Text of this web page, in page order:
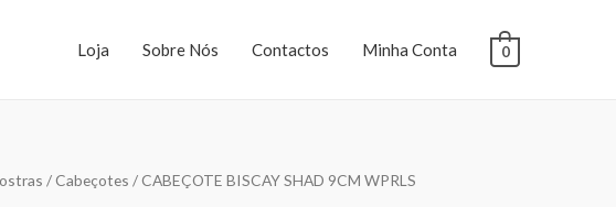
Loja Sobre Nós Contactos Minha Conta 0
/Cabeçotes / CABEÇOTE BISCAY SHAD 9CM WPRLS